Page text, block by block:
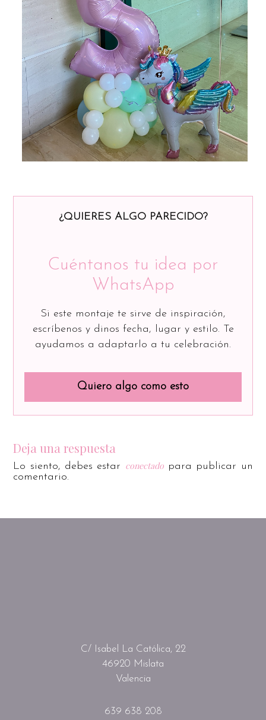
¿QUIERES ALGO PARECIDO?
Cuéntanos tu idea por
WhatsApp
Si este montaje te sirve de inspiración,
escríbenos y dinos fecha, lugar y estilo. Te
ayudamos a adaptarlo a tu celebración.
Quiero algo como esto
Deja una respuesta
Lo siento, debes estar conectadopara publicar un
comentario.
C/ Isabel La Católica, 22
46920 Mislata
Valencia
639 638 208